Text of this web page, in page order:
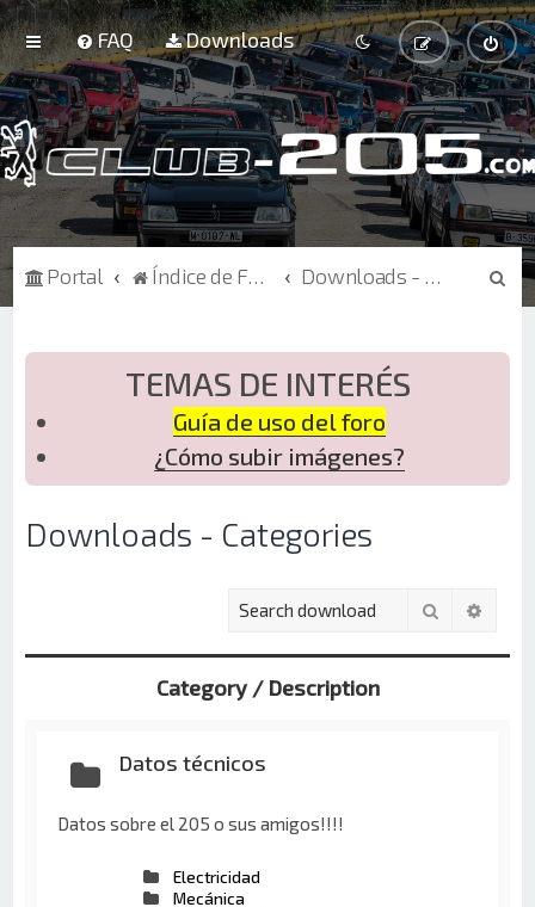
FAQ Downloads
Portal Índice de Foros Downloads - Categories
B
TEMAS DE INTERÉS
Guía de uso del foro
¿Cómo subir imágenes?
Downloads - Categories
Buscar
Category / Description
Datos técnicos
Datos sobre el 205 o sus amigos!!!!
Electricidad
Mecánica